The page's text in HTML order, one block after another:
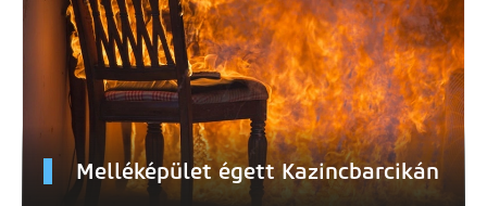
Melléképület égett Kazincbarcikán